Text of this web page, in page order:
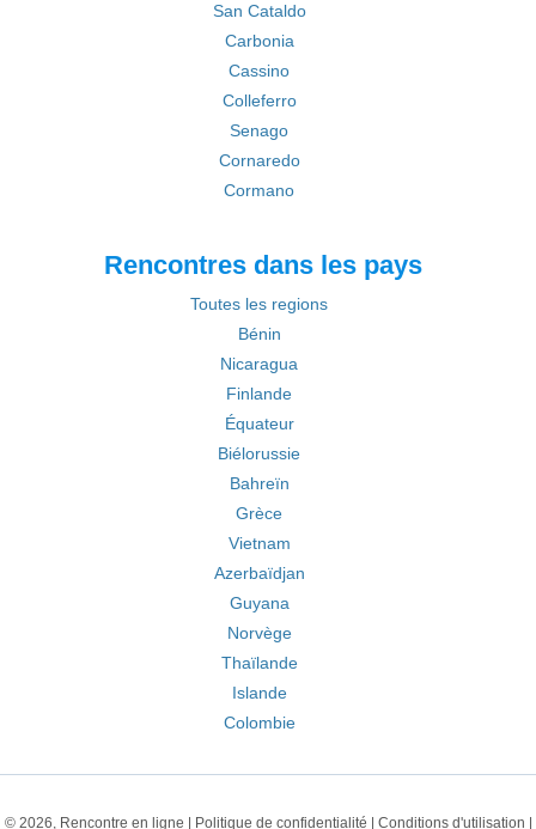
San Cataldo
Carbonia
Cassino
Colleferro
Senago
Cornaredo
Cormano
Rencontres dans les pays
Toutes les regions
Bénin
Nicaragua
Finlande
Équateur
Biélorussie
Bahreïn
Grèce
Vietnam
Azerbaïdjan
Guyana
Norvège
Thaïlande
Islande
Colombie
© 2026, Rencontre en ligne | Politique de confidentialité Conditions d'utilisation